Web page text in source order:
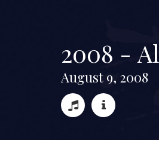
2008 - Al
August 9, 2008